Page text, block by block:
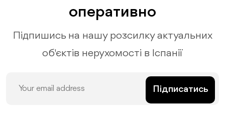
оперативно
Підпишись на нашу розсилку актуальних
об'єктів нерухомості в Іспанії
Підписатись